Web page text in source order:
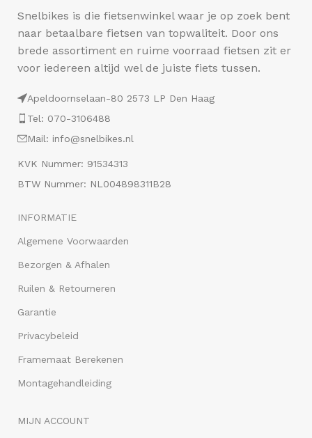
Snelbikes is die fietsenwinkel waar je op zoek bent
naar betaalbare fietsen van topwaliteit. Door ons
brede assortiment en ruime voorraad fietsen zit er
voor iedereen altijd wel de juiste fiets tussen.
Apeldoornselaan-80 2573 LP Den Haag
Tel: 070-3106488
Mail: info@snelbikes.nl
KVK Nummer: 91534313
BTW Nummer: NL004898311B28
INFORMATIE
Algemene Voorwaarden
Bezorgen & Afhalen
Ruilen & Retourneren
Garantie
Privacybeleid
Framemaat Berekenen
Montagehandleiding
MIJN ACCOUNT